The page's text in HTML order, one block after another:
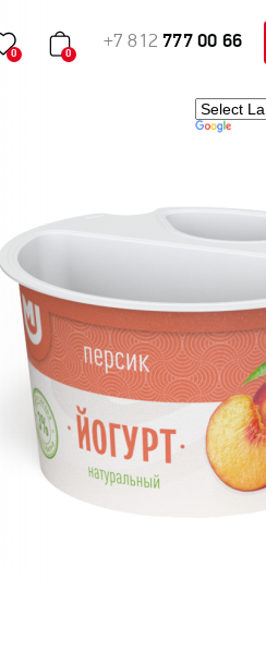
0 0
+7 812 777 00 66